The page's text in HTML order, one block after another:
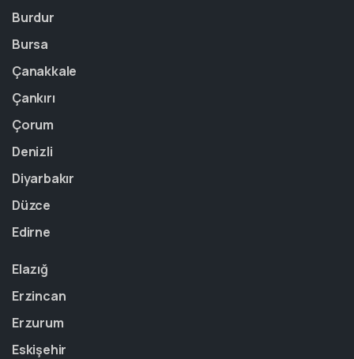
Burdur
Bursa
Çanakkale
Çankırı
Çorum
Denizli
Diyarbakır
Düzce
Edirne
Elazığ
Erzincan
Erzurum
Eskişehir